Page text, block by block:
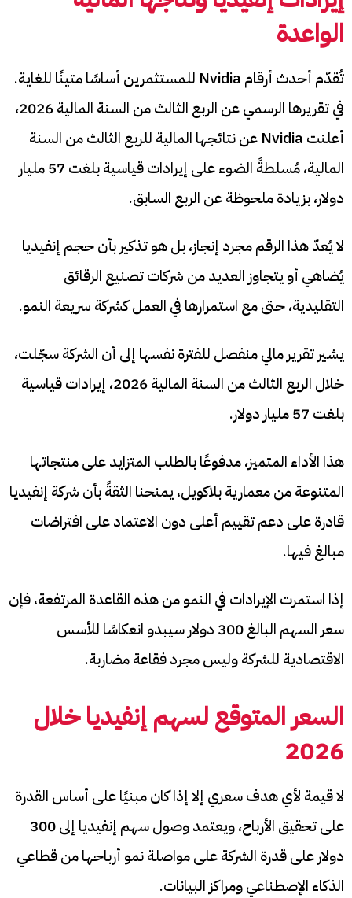
الواعدة
تُقدّم أحدث أرقام Nvidia للمستثمرين أساسًا متينًا للغاية.
في تقريرها الرسمي عن الربع الثالث من السنة المالية 2026،
أعلنت Nvidia عن نتائجها المالية للربع الثالث من السنة
المالية، مُسلطةً الضوء على إيرادات قياسية بلغت 57 مليار
دولار، بزيادة ملحوظة عن الربع السابق.
لا يُعدّ هذا الرقم مجرد إنجاز، بل هو تذكير بأن حجم إنفيديا
يُضاهي أو يتجاوز العديد من شركات تصنيع الرقائق
التقليدية، حتى مع استمرارها في العمل كشركة سريعة النمو.
يشير تقرير مالي منفصل للفترة نفسها إلى أن الشركة سجّلت،
خلال الربع الثالث من السنة المالية 2026، إيرادات قياسية
بلغت 57 مليار دولار.
هذا الأداء المتميز، مدفوعًا بالطلب المتزايد على منتجاتها
المتنوعة من معمارية بلاكويل، يمنحنا الثقةً بأن شركة إنفيديا
قادرة على دعم تقييم أعلى دون الاعتماد على افتراضات
مبالغ فيها.
إذا استمرت الإيرادات في النمو من هذه القاعدة المرتفعة، فإن
سعر السهم البالغ 300 دولار سيبدو انعكاسًا للأسس
الاقتصادية للشركة وليس مجرد فقاعة مضاربة.
السعر المتوقع لسهم إنفيديا خلال
2026
لا قيمة لأي هدف سعري إلا إذا كان مبنيًا على أساس القدرة
على تحقيق الأرباح، ويعتمد وصول سهم إنفيديا إلى 300
دولار على قدرة الشركة على مواصلة نمو أرباحها من قطاعي
الذكاء الإصطناعي ومراكز البيانات.